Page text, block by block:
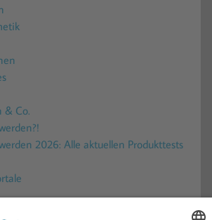
& Co.
2026: Alle aktuellen Produkttests